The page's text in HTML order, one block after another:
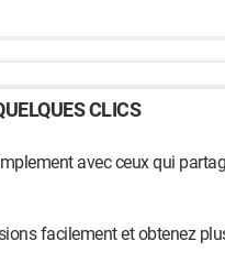
CLICS
avec ceux qui
facilement et obtenez